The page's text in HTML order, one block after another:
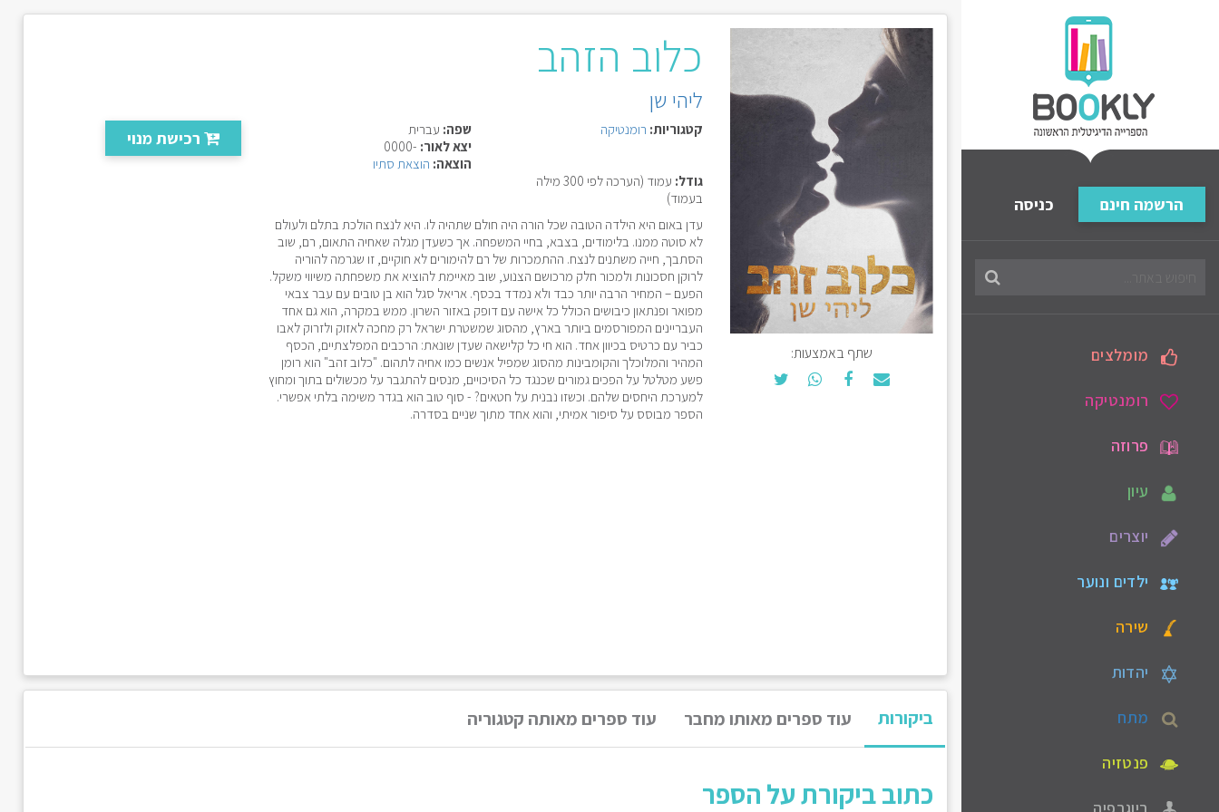
הרשמה חינם כניסה
מומלצים
רומנטיקה
פרוזה
עיון
יוצרים
ילדים ונוער
שירה
יהדות
מתח
פנטזיה
שתף באמצעות:
כלוב הזהב
ליהי שן
רכישת מנוי קטגוריות: רומנטיקה
גודל:
עמוד (הערכה לפי 300 מילה
בעמוד)
שפה: עברית
יצא לאור: -0000
הוצאה: הוצאת סתיו
עדן באום היא הילדה הטובה שכל הורה היה חולם שתהיה לו. היא לנצח הולכת בתלם ולעולם
לא סוטה ממנו. בלימודים, בצבא, בחיי המשפחה. אך כשעדן מגלה שאחיה התאום, רם, שוב
הסתבך, חייה משתנים לנצח. ההתמכרות של רם להימורים לא חוקיים, זו שגרמה להוריה
לרוקן חסכונות ולמכור חלק מרכושם הצנוע, שוב מאיימת להוציא את משפחתה משיווי משקל.
הפעם – המחיר הרבה יותר כבד ולא נמדד בכסף. אריאל סגל הוא בן טובים עם עבר צבאי
מפואר ופנתאון כיבושים הכולל כל אישה עם דופק באזור השרון. ממש במקרה, הוא גם אחד
העבריינים המפורסמים ביותר בארץ, מהסוג שמשטרת ישראל רק מחכה לאזוק ולזרוק לאבו
כביר עם כרטיס בכיוון אחד. הוא חי כל קלישאה שעדן שונאת: הרכבים המפלצתיים, הכסף
המהיר והמלוכלך והקומבינות מהסוג שמפיל אנשים כמו אחיה לתהום. "כלוב זהב" הוא רומן
פשע מטלטל על הפכים גמורים שכנגד כל הסיכויים, מנסים להתגבר על מכשולים בתוך ומחוץ
למערכת היחסים שלהם. וכשזו נבנית על חטאים? - סוף טוב הוא בגדר משימה בלתי אפשרי.
הספר מבוסס על סיפור אמיתי, והוא אחד מתוך שניים בסדרה.
ביקורות עוד ספרים מאותו מחבר עוד ספרים מאותה קטגוריה
כתוב ביקורת על הספר